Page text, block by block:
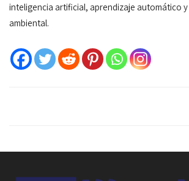
inteligencia artificial, aprendizaje automático
ambiental.